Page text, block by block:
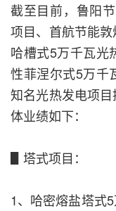
截至目前，鲁阳
项目、首航节能
哈槽式5万千瓦光
性菲涅尔式5万千
知名光热发电项
体业绩如下：
▋塔式项目：
1、哈密熔盐塔式